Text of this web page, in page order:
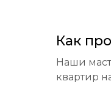
Как
Наши
квартир